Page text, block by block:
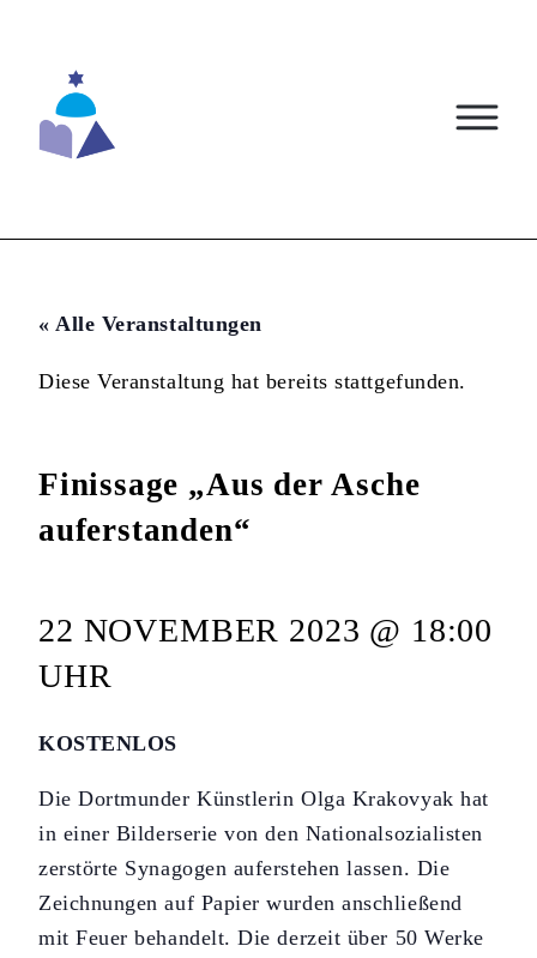
« Alle Veranstaltungen
Diese Veranstaltung hat bereits stattgefunden.
Finissage „Aus der Asche
auferstanden“
22 NOVEMBER 2023 @ 18:00
UHR
KOSTENLOS
Die Dortmunder Künstlerin Olga Krakovyak hat
in einer Bilderserie von den Nationalsozialisten
zerstörte Synagogen auferstehen lassen. Die
Zeichnungen auf Papier wurden anschließend
mit Feuer behandelt. Die derzeit über 50 Werke